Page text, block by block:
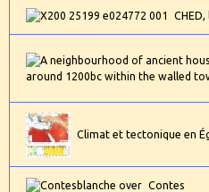
CHED,
Climat et tectonique en
Contes